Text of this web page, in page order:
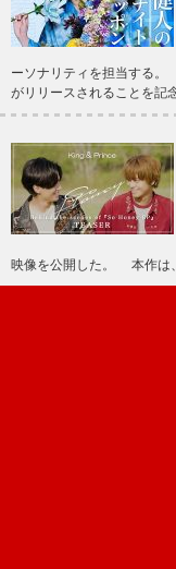
ーソナリティを担当する
がリリースされることを記
映像を公開した。 本作は